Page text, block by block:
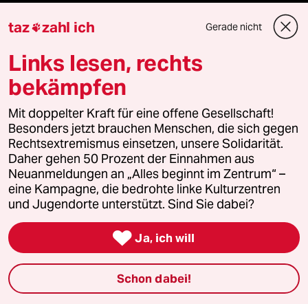
Aktuelles
Hausblog
Die Seitenwende
Stellen
Presse
Unterstützen
genossenschaft
taz zahl ich Gerade nicht
Links lesen, rechts
bekämpfen
Mit doppelter Kraft für eine offene Gesellschaft!
Besonders jetzt brauchen Menschen, die sich gegen
Rechtsextremismus einsetzen, unsere Solidarität.
Daher gehen 50 Prozent der Einnahmen aus
Neuanmeldungen an „Alles beginnt im Zentrum“ –
eine Kampagne, die bedrohte linke Kulturzentren
und Jugendorte unterstützt. Sind Sie dabei?
 Ja, ich will
Schon dabei!